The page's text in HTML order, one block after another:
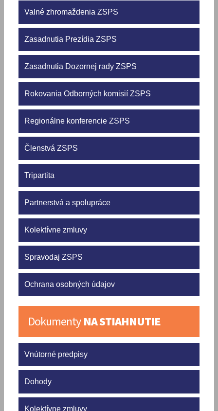
Valné zhromaždenia ZSPS
Zasadnutia Prezídia ZSPS
Zasadnutia Dozornej rady ZSPS
Rokovania Odborných komisií ZSPS
Regionálne konferencie ZSPS
Členstvá ZSPS
Tripartita
Partnerstvá a spolupráce
Kolektívne zmluvy
Spravodaj ZSPS
Ochrana osobných údajov
Dokumenty NA STIAHNUTIE
Vnútorné predpisy
Dohody
Kolektívne zmluvy